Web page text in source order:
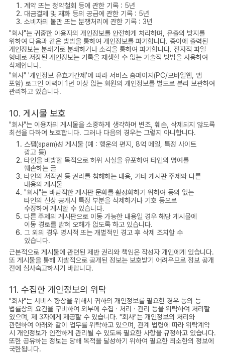
계약 또는 청약철회 등에 관한 기록 : 5년
대금결제 및 재화 등의 공급에 관한 기록 : 5년
소비자의 불만 또는 분쟁처리에 관한 기록 : 3년
"회사"는 귀중한 이용자의 개인정보를 안전하게 처리하며, 유출의 방지를
위하여 다음과 같은 방법을 통하여 개인정보를 파기합니다. 종이에 출력된
개인정보는 분쇄기로 분쇄하거나 소각을 통하여 파기합니다. 전자적 파일
형태로 저장된 개인정보는 기록을 재생할 수 없는 기술적 방법을 사용하여
삭제합니다.
"회사" '개인정보 유효기간제'에 따라 서비스 홈페이지(PC/모바일웹, 앱
포함) 로그인 이력이 1년 이상 없는 회원의 개인정보를 별도로 분리 보관하여
관리하고 있습니다.
10. 게시물 보호
"회사"는 이용자의 게시물을 소중하게 생각하며 변조, 훼손, 삭제되지 않도록
최선을 다하여 보호합니다. 그러나 다음의 경우는 그렇지 아니합니다.
스팸(spam)성 게시물 (예 : 행운의 편지, 8억 메일, 특정 사이트
광고 등)
타인을 비방할 목적으로 허위 사실을 유포하여 타인의 명예를
훼손하는 글
타인의 저작권 등 권리를 침해하는 내용, 기타 게시판 주제와 다른
내용의 게시물
"회사"는 바람직한 게시판 문화를 활성화하기 위하여 동의 없는
타인의 신상 공개시 특정 부분을 삭제하거나 기호 등으로
수정하여 게시할 수 있습니다.
다른 주제의 게시판으로 이동 가능한 내용일 경우 해당 게시물에
이동 경로를 밝혀 오해가 없도록 하고 있습니다.
그 외의 경우 명시적 또는 개별적인 경고 후 삭제 조치할 수
있습니다.
근본적으로 게시물에 관련된 제반 권리와 책임은 작성자 개인에게 있습니다.
또 게시물을 통해 자발적으로 공개된 정보는 보호받기 어려우므로 정보 공개
전에 심사숙고하시기 바랍니다.
11. 수집한 개인정보의 위탁
"회사"는 서비스 향상을 위해서 귀하의 개인정보를 필요한 경우 동의 등
법률상의 요건을 구비하여 외부에 수집 · 처리 · 관리 등을 위탁하여 처리할
있으며, 제 3자에게 제공할 수 있습니다. "회사"는 개인정보의 처리와
관련하여 아래와 같이 업무를 위탁하고 있으며, 관계 법령에 따라 위탁계약
시 개인정보가 안전하게 관리될 수 있도록 필요한 사항을 규정하고 있습니다.
또한 공유하는 정보는 당해 목적을 달성하기 위하여 필요한 최소한의 정보에
국한됩니다.